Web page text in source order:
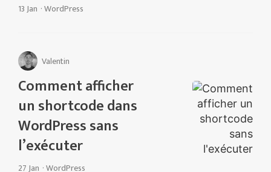
13 Jan ·WordPress
Valentin
Comment afficher
un shortcode dans
WordPress sans
l’exécuter
27 Jan ·WordPress